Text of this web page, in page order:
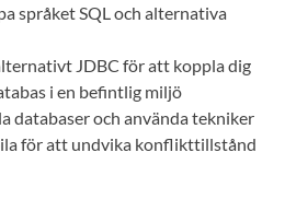
språket SQL och alternativa
JDBC för att koppla dig
i en befintlig miljö
databaser och använda tekniker
för att undvika konflikttillstånd